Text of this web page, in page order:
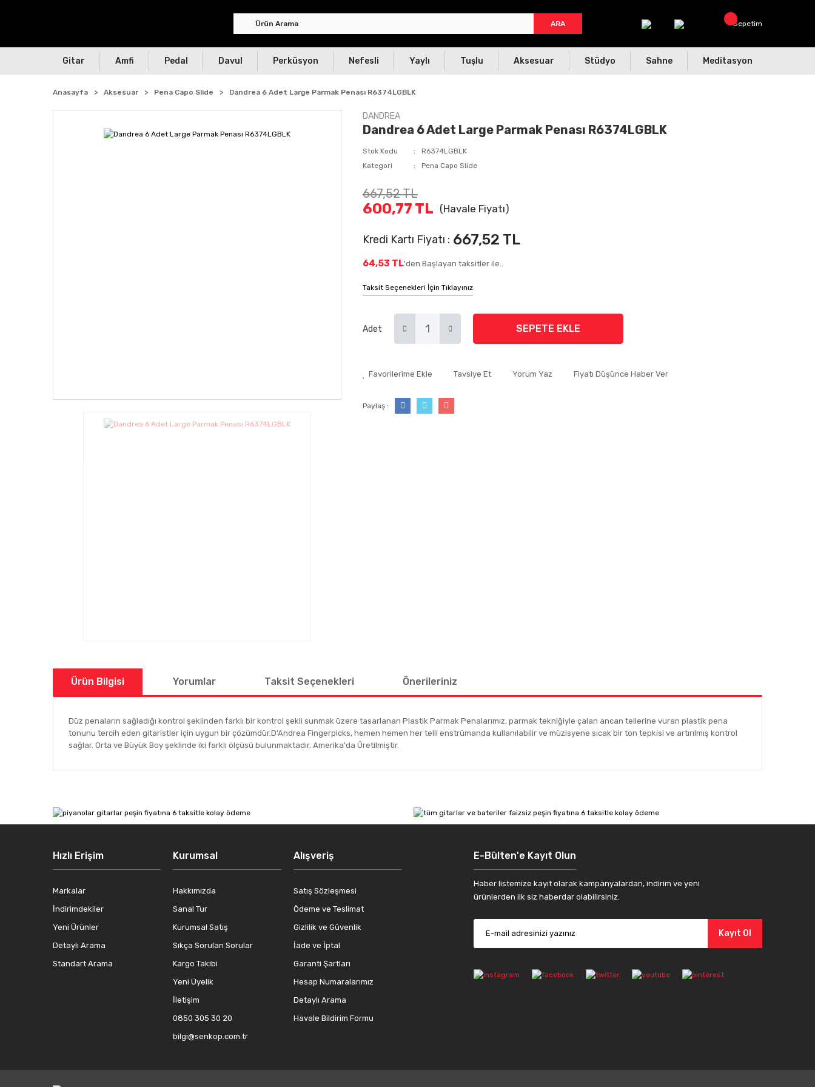
ARA Sepetim
Gitar Amfi Pedal Davul Perküsyon Nefesli Yaylı Tuşlu Aksesuar Stüdyo Sahne Meditasyon
Anasayfa Aksesuar Pena Capo Slide Dandrea 6 Adet Large Parmak Penası R6374LGBLK
DANDREA
Dandrea 6 Adet Large Parmak Penası R6374LGBLK
Stok Kodu
R6374LGBLK
Kategori
Pena Capo Slide
667,52 TL
600,77 TL (Havale Fiyatı)
Kredi Kartı Fiyatı : 667,52 TL
64,53 TL'den Başlayan taksitler ile..
Taksit Seçenekleri İçin Tıklayınız
Adet SEPETE EKLE
Tavsiye Et Yorum Yaz Fiyatı Düşünce Haber Ver
Paylaş :
Ürün Bilgisi Yorumlar Taksit Seçenekleri Önerileriniz
Düz penaların sağladığı kontrol şeklinden farklı bir kontrol şekli sunmak üzere tasarlanan Plastik Parmak Penalarımız, parmak tekniğiyle çalan ancan tellerine vuran plastik pena
tonunu tercih eden gitaristler için uygun bir çözümdür.D'Andrea Fingerpicks, hemen hemen her telli enstrümanda kullanılabilir ve müzisyene sıcak bir ton tepkisi ve artırılmış kontrol
sağlar. Orta ve Büyük Boy şeklinde iki farklı ölçüsü bulunmaktadır. Amerika'da Üretilmiştir.
Yorum Yaz
Görüş ve önerileriniz için teşekkür ederiz.
Ürün açıklamasında eksik bilgiler bulunuyor.
Ürün fiyatı diğer sitelerden daha pahalı.
Hızlı Erişim
Markalar
İndirimdekiler
Yeni Ürünler
Detaylı Arama
Standart Arama
Kurumsal
Hakkımızda
Sanal Tur
Kurumsal Satış
Sıkça Sorulan Sorular
Kargo Takibi
Yeni Üyelik
İletişim
0850 305 30 20
bilgi@senkop.com.tr
Alışveriş
Satış Sözleşmesi
Ödeme ve Teslimat
Gizlilik ve Güvenlik
İade ve İptal
Garanti Şartları
Hesap Numaralarımız
Detaylı Arama
Havale Bildirim Formu
E-Bülten'e Kayıt Olun
Haber listemize kayıt olarak kampanyalardan, indirim ve yeni
ürünlerden ilk siz haberdar olabilirsiniz.
Kayıt Ol